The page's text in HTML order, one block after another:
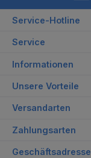
Service-Hotline
Service
Informationen
Unsere Vorteile
Versandarten
Zahlungsarten
Geschäftsadresse